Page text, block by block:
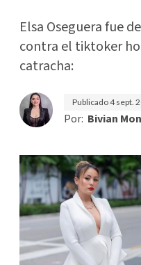
Elsa Oseguera fue
contra el tiktoker
catracha:
Publicado4 sept.
Por: Bivian